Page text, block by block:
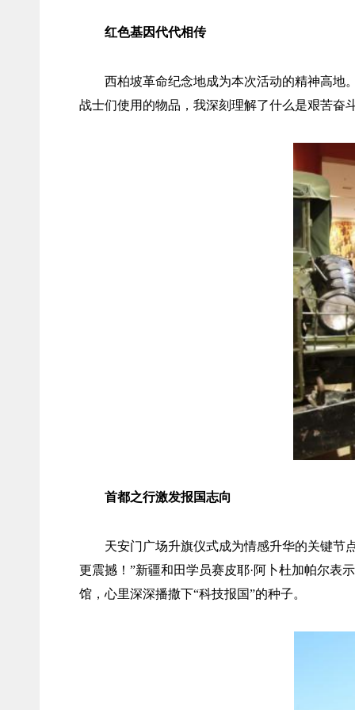
红色基因代代相传
西柏坡革命纪念地成为本次活动的精神高地
战士们使用的物品，我深刻理解了什么是艰苦奋
首都之行激发报国志向
天安门广场升旗仪式成为情感升华的关键节
更震撼！”新疆和田学员赛皮耶·阿卜杜加帕尔表
馆，心里深深播撒下“科技报国”的种子。